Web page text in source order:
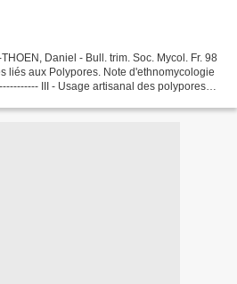
Daniel - Bull. trim. Soc. Mycol. Fr. 98
liés aux Polypores. Note d'ethnomycologie
III - Usage artisanal des polypores